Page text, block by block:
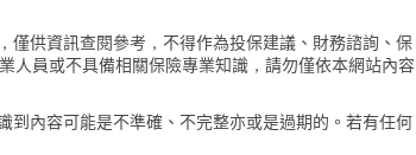
僅供資訊查閱參考，不得作為投保建議、財務諮詢、保
人員或不具備相關保險專業知識，請勿僅依本網站內容
到內容可能是不準確、不完整亦或是過期的。若有任何